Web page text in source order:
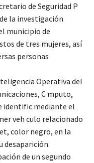
de Seguridad P
la investigación
municipio de
de tres mujeres, así
personas
Operativa del
C mputo,
identific mediante el
veh culo relacionado
color negro, en la
desaparición.
de un segundo